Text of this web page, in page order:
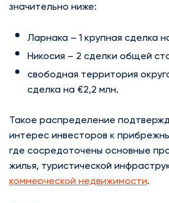
значительно ниже:
Ларнака – 1 крупная сделка
Никосия – 2 сделки общей
свободная территория
сделка на €2,2 млн.
Такое распределение
интерес инвесторов к
где сосредоточены основные
жилья, туристической
коммерческой недвижимости.